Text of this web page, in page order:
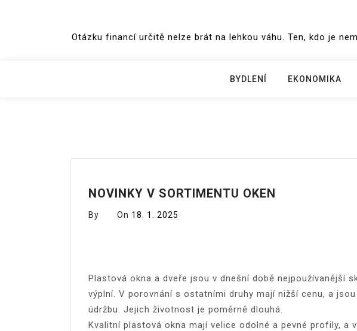
Otázku financí určitě nelze brát na lehkou váhu. Ten, kdo je
BYDLENÍ EKONOMIKA
NOVINKY V SORTIMENTU OKEN
By On 18. 1. 2025
Plastová okna a dveře jsou v dnešní době nejpoužívanější
výplní. V porovnání s ostatními druhy mají nižší cenu, a
údržbu. Jejich životnost je poměrně dlouhá.
Kvalitní plastová okna mají velice odolné a pevné profily, a